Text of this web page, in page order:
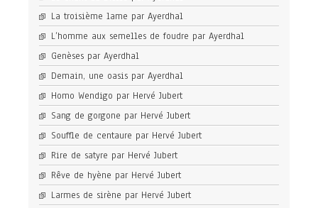
La troisième lame par Ayerdhal
L’homme aux semelles de foudre par Ayerdhal
Genèses par Ayerdhal
Demain, une oasis par Ayerdhal
Homo Wendigo par Hervé Jubert
Sang de gorgone par Hervé Jubert
Souffle de centaure par Hervé Jubert
Rire de satyre par Hervé Jubert
Rêve de hyène par Hervé Jubert
Larmes de sirène par Hervé Jubert